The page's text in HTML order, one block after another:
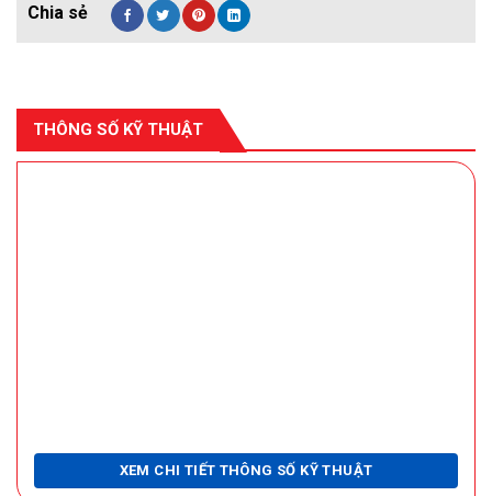
THÔNG SỐ KỸ THUẬT
XEM CHI TIẾT THÔNG SỐ KỸ THUẬT